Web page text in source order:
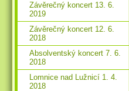
Závěrečný koncert 13. 6.
2019
Závěrečný koncert 12. 6.
2018
Absolventský koncert 7. 6.
2018
Lomnice nad Lužnicí 1. 4.
2018